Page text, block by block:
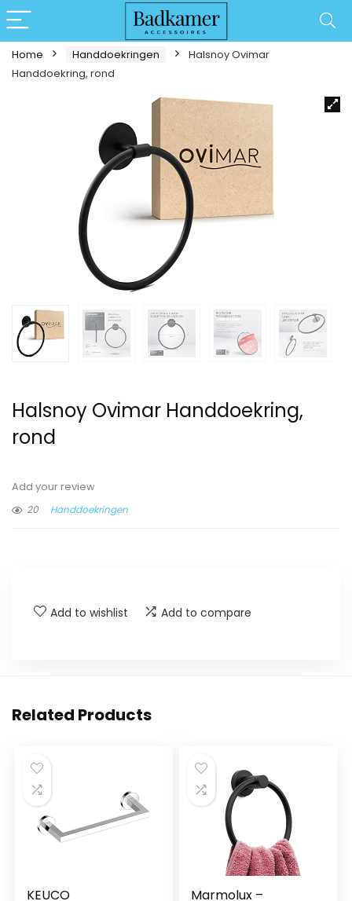
Home Handdoekringen
Halsnoy Ovimar
Handdoekring, rond
Halsnoy Ovimar Handdoekring,
rond
Add your review
20
Handdoekringen
Add to wishlist Add to compare
Related Products
KEUCO
Marmolux –